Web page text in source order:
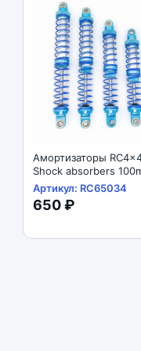
Амортизаторы
Shock absorbers 100mm
SCX10 D90 1/10
Артикул: RC65034
650 ₽